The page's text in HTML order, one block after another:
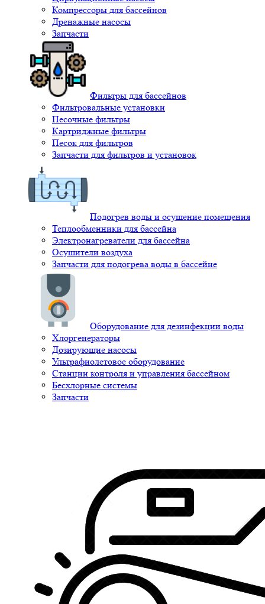
Компрессоры для бассейнов
Дренажные насосы
Запчасти
Фильтры для бассейнов
Фильтровальные установки
Песочные фильтры
Картриджные фильтры
Песок для фильтров
Запчасти для фильтров и установок
Подогрев воды и осушение помещения
Теплообменники для бассейна
Электронагреватели для бассейна
Осушители воздуха
Запчасти для подогрева воды в бассейне
Оборудование для дезинфекции воды
Хлоргенераторы
Дозирующие насосы
Ультрафиолетовое оборудование
Станции контроля и управления бассейном
Бесхлорные системы
Запчасти